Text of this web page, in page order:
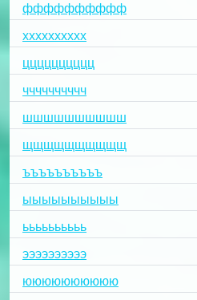
фффффффффф
хххххххххх
цццццццццц
чччччччччч
шшшшшшшшшш
щщщщщщщщщщ
ъъъъъъъъъъ
ыыыыыыыыыы
ьььььььььь
ээээээээээ
юююююююююю